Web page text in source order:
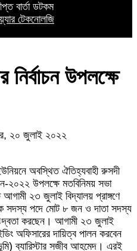
বার্তা ডটকম
টেকনোলজি
নির্বাচন উপলক্ষে
২০ জুলাই ২০২২
অবস্থিত ঐতিহ্যবাহী রুসদী
২০২২ উপলক্ষে মতবিনিময় সভা
আগামী ২৩ জুলাই বিদ্যালয় প্রাঙ্গণে
সদস্য পদে মোট ৮ জন ও দাতা সদস্য
করছেন। আগামী ২৩ জুলাই
অফিসারের দায়িত্ব পালন করবেন
ব্যারিস্টার সজীব আহমেদ। এরই